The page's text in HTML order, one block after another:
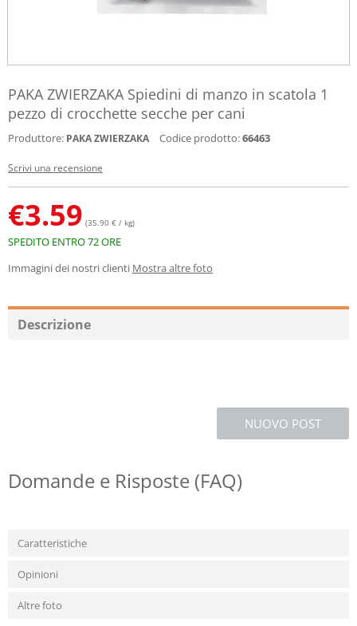
PAKA ZWIERZAKA Spiedini di manzo in scatola 1
pezzo di crocchette secche per cani
Produttore: PAKA ZWIERZAKA Codice prodotto:66463
Scrivi una recensione
€3.59 (35.90 € / kg)
SPEDITO ENTRO 72 ORE
Immagini dei nostri clienti Mostra altre foto
Descrizione
NUOVO POST
Domande e Risposte (FAQ)
Caratteristiche
Opinioni
Altre foto